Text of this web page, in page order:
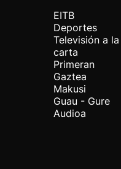
EITB
Deportes
Televisión a la
carta
Primeran
Gaztea
Makusi
Guau - Gure
Audioa